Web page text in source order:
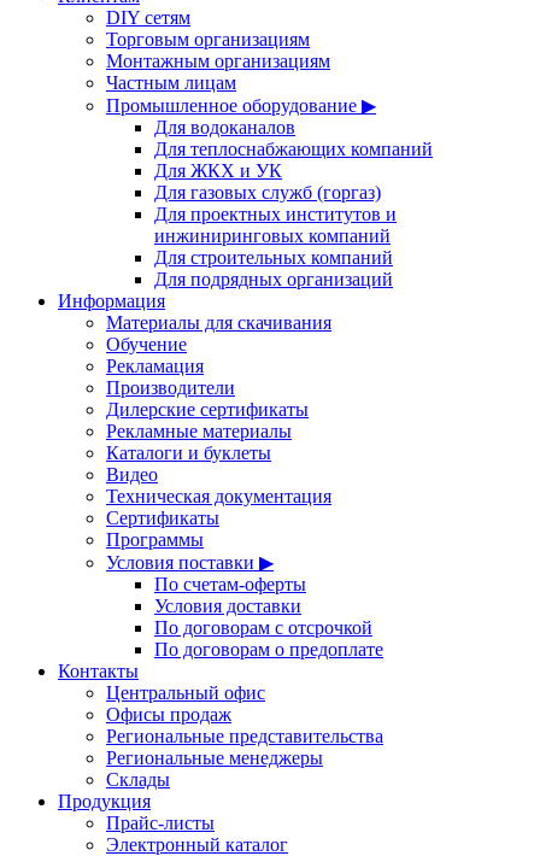
DIY сетям
Торговым организациям
Монтажным организациям
Частным лицам
Промышленное оборудование ▶
Для водоканалов
Для теплоснабжающих компаний
Для ЖКХ и УК
Для газовых служб (горгаз)
Для проектных институтов и
инжиниринговых компаний
Для строительных компаний
Для подрядных организаций
Информация
Материалы для скачивания
Обучение
Рекламация
Производители
Дилерские сертификаты
Рекламные материалы
Каталоги и буклеты
Видео
Техническая документация
Сертификаты
Программы
Условия поставки ▶
По счетам-оферты
Условия доставки
По договорам с отсрочкой
По договорам о предоплате
Контакты
Центральный офис
Офисы продаж
Региональные представительства
Региональные менеджеры
Склады
Продукция
Прайс-листы
Электронный каталог